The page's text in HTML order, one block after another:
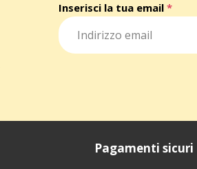
Inserisci la tua email*
Pagamenti sicuri